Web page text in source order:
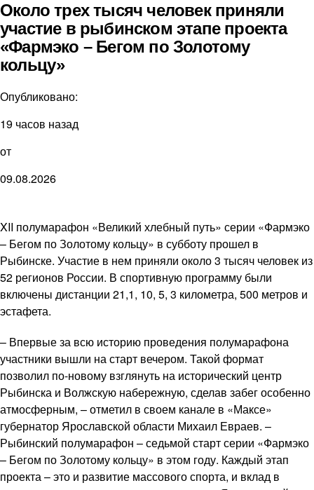
Около трех тысяч человек приняли
участие в рыбинском этапе проекта
«Фармэко – Бегом по Золотому
кольцу»
Опубликовано:
19 часов назад
от
09.08.2026
XII полумарафон «Великий хлебный путь» серии «Фармэко
– Бегом по Золотому кольцу» в субботу прошел в
Рыбинске. Участие в нем приняли около 3 тысяч человек из
52 регионов России. В спортивную программу были
включены дистанции 21,1, 10, 5, 3 километра, 500 метров и
эстафета.
– Впервые за всю историю проведения полумарафона
участники вышли на старт вечером. Такой формат
позволил по-новому взглянуть на исторический центр
Рыбинска и Волжскую набережную, сделав забег особенно
атмосферным, – отметил в своем канале в «Максе»
губернатор Ярославской области Михаил Евраев. –
Рыбинский полумарафон – седьмой старт серии «Фармэко
– Бегом по Золотому кольцу» в этом году. Каждый этап
проекта – это и развитие массового спорта, и вклад в